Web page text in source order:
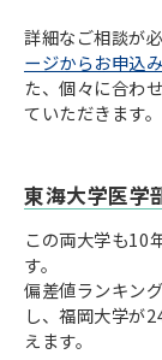
詳細なご相談が
ージからお申込み
た、個々に合わ
ていただきます。
東海大学医学
この両大学も10
す。
偏差値ランキン
し、福岡大学が
えます。